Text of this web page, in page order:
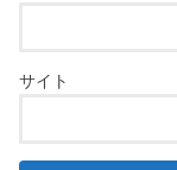
サイト